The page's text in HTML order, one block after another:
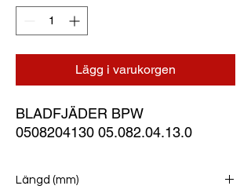
Lägg i varukorgen
BLADFJÄDER BPW
0508204130 05.082.04.13.0
Längd (mm)